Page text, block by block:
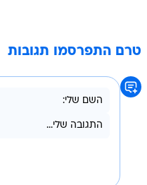
טרם התפרסמו תגובות